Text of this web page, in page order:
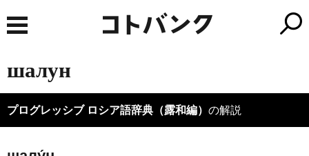
шалун
プログレッシブ ロシア語辞典（露和編） の解説